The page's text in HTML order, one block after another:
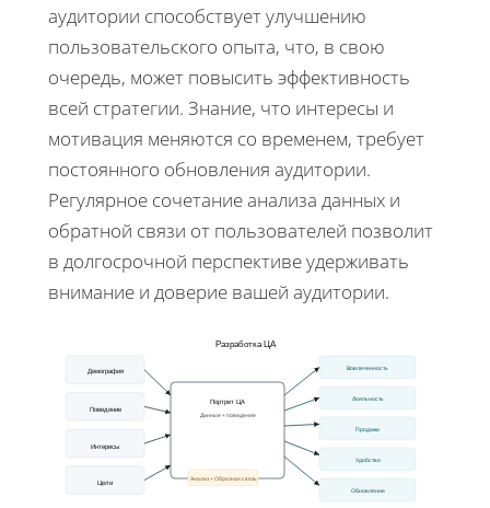
аудитории способствует улучшению
пользовательского опыта, что, в свою
очередь, может повысить эффективность
всей стратегии. Знание, что интересы и
мотивация меняются со временем, требует
постоянного обновления аудитории.
Регулярное сочетание анализа данных и
обратной связи от пользователей позволит
в долгосрочной перспективе удерживать
внимание и доверие вашей аудитории.
Разработка ЦА
Демография
Поведение
Интересы
Цели
Портрет ЦА
Данные + поведение
Вовлеченность
Лояльность
Продажи
Удобство
Обновление
Анализ + Обратная связь